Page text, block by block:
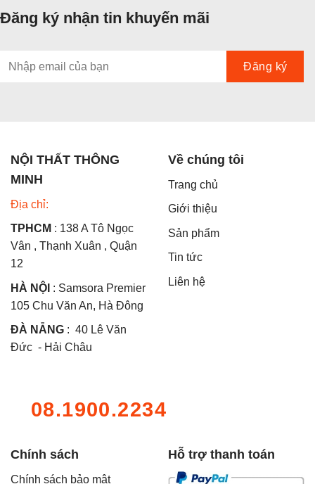
Đăng ký nhận tin khuyến mãi
NỘI THẤT THÔNG
MINH
Địa chỉ:
TPHCM : 138 A Tô Ngọc
Vân , Thạnh Xuân , Quận
12
HÀ NỘI : Samsora Premier
105 Chu Văn An, Hà Đông
ĐÀ NẴNG : 40 Lê Văn
Đức - Hải Châu
08.1900.2234
Về chúng tôi
Trang chủ
Giới thiệu
Sản phẩm
Tin tức
Liên hệ
Chính sách
Chính sách bảo mật
Hỗ trợ thanh toán